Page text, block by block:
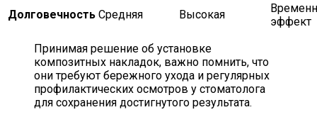
Долговечность Средняя Высокая
эффект
Принимая решение об установке
композитных накладок, важно помнить, что
они требуют бережного ухода и регулярных
профилактических осмотров у стоматолога
для сохранения достигнутого результата.